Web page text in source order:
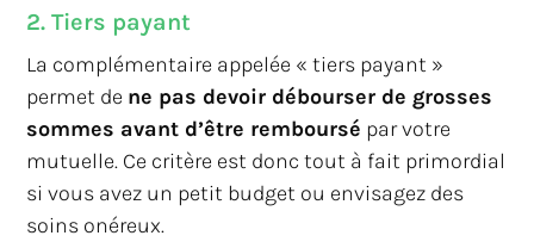
2. Tiers payant
La complémentaire appelée « tiers payant »
permet de ne pas devoir débourser de grosses
sommes avant d’être remboursé par votre
mutuelle. Ce critère est donc tout à fait primordial
si vous avez un petit budget ou envisagez des
soins onéreux.